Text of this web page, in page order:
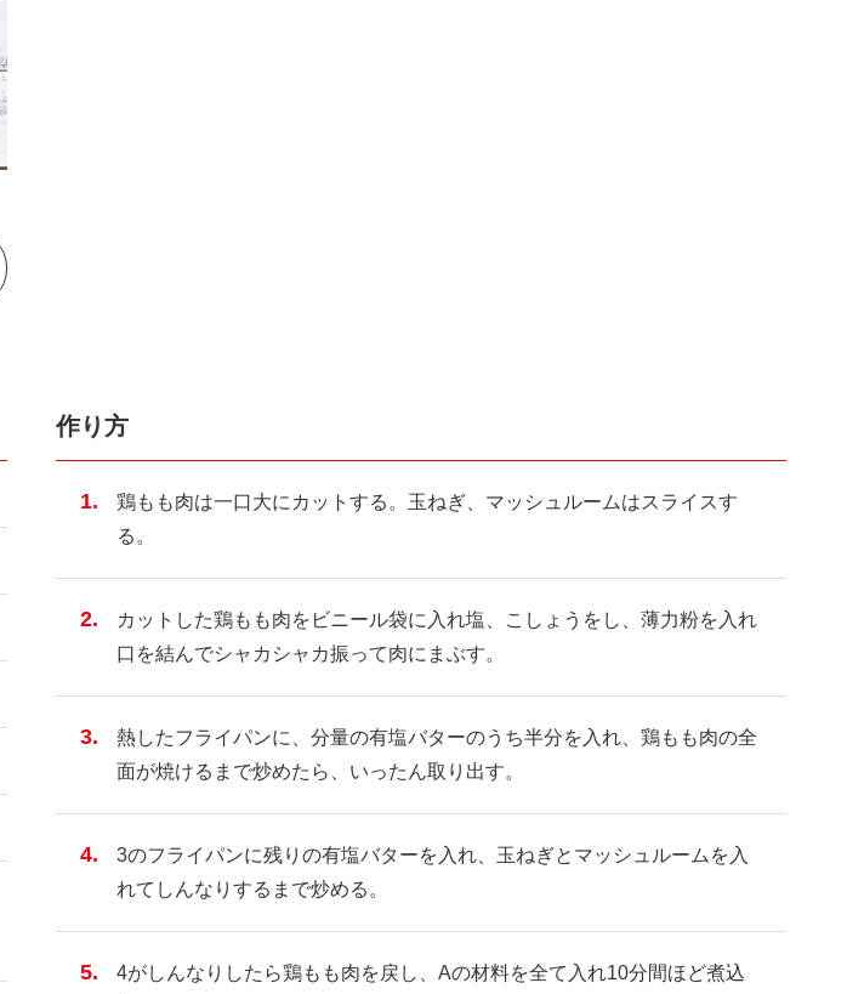
作り方
鶏もも肉は一口大にカットする。玉ねぎ、マッシュルームはスライスす
る。
カットした鶏もも肉をビニール袋に入れ塩、こしょうをし、薄力粉を入れ
口を結んでシャカシャカ振って肉にまぶす。
熱したフライパンに、分量の有塩バターのうち半分を入れ、鶏もも肉の全
面が焼けるまで炒めたら、いったん取り出す。
3のフライパンに残りの有塩バターを入れ、玉ねぎとマッシュルームを入
れてしんなりするまで炒める。
4がしんなりしたら鶏もも肉を戻し、Aの材料を全て入れ10分間ほど煮込